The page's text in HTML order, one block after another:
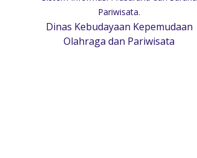
Pariwisata.
Dinas Kebudayaan Kepemudaan
Olahraga dan Pariwisata